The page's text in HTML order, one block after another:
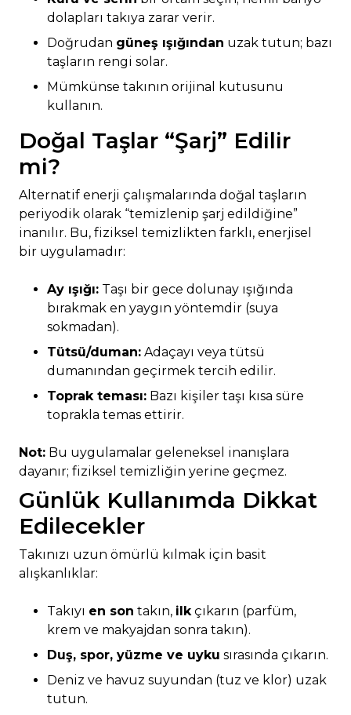
dolapları takıya zarar verir.
Doğrudan güneş ışığından uzak tutun; bazı
taşların rengi solar.
Mümkünse takının orijinal kutusunu
kullanın.
Doğal Taşlar “Şarj” Edilir
mi?
Alternatif enerji çalışmalarında doğal taşların
periyodik olarak “temizlenip şarj edildiğine”
inanılır. Bu, fiziksel temizlikten farklı, enerjisel
bir uygulamadır:
Ay ışığı: Taşı bir gece dolunay ışığında
bırakmak en yaygın yöntemdir (suya
sokmadan).
Tütsü/duman: Adaçayı veya tütsü
dumanından geçirmek tercih edilir.
Toprak teması: Bazı kişiler taşı kısa süre
toprakla temas ettirir.
Not: Bu uygulamalar geleneksel inanışlara
dayanır; fiziksel temizliğin yerine geçmez.
Günlük Kullanımda Dikkat
Edilecekler
Takınızı uzun ömürlü kılmak için basit
alışkanlıklar:
Takıyı en son takın, ilk çıkarın (parfüm,
krem ve makyajdan sonra takın).
Duş, spor, yüzme ve uyku sırasında çıkarın.
Deniz ve havuz suyundan (tuz ve klor) uzak
tutun.